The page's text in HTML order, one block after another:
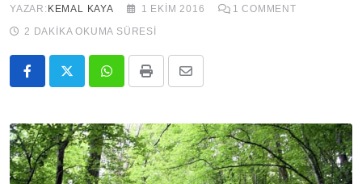
YAZAR: KEMAL KAYA 1 EKIM 2016 1 COMMENT
2 DAKIKA OKUMA SÜRESI
Whatsapp
Print
ile
Paylaş